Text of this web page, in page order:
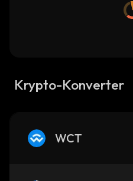
Krypto-Konverter
WCT